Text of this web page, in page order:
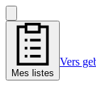
Mes listes
Vers